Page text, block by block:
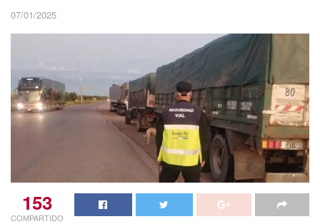
07/01/2025
153
COMPARTIDO